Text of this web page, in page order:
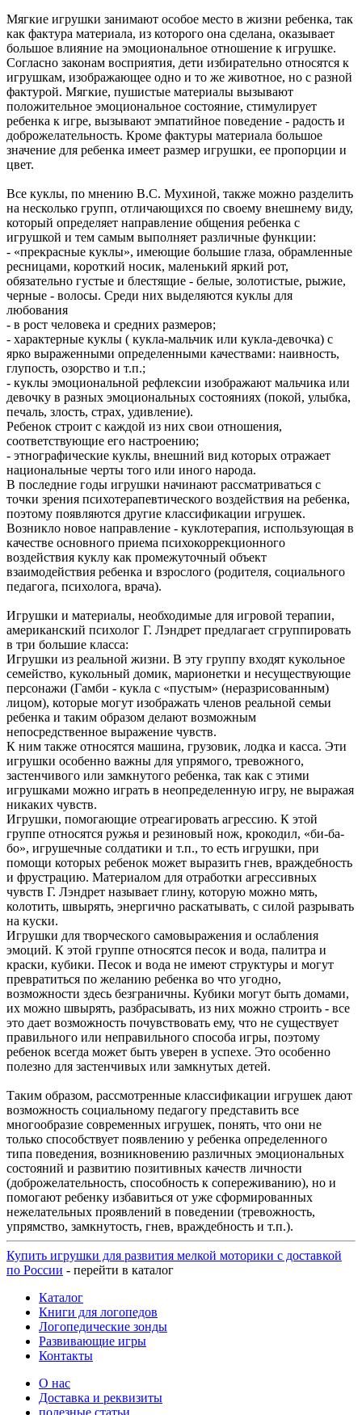
Мягкие игрушки занимают особое место в жизни ребенка, так
как фактура материала, из которого она сделана, оказывает
большое влияние на эмоциональное отношение к игрушке.
Согласно законам восприятия, дети избирательно относятся к
игрушкам, изображающее одно и то же животное, но с разной
фактурой. Мягкие, пушистые материалы вызывают
положительное эмоциональное состояние, стимулирует
ребенка к игре, вызывают эмпатийное поведение - радость и
доброжелательность. Кроме фактуры материала большое
значение для ребенка имеет размер игрушки, ее пропорции и
цвет.
Все куклы, по мнению В.С. Мухиной, также можно разделить
на несколько групп, отличающихся по своему внешнему виду,
который определяет направление общения ребенка с
игрушкой и тем самым выполняет различные функции:
- «прекрасные куклы», имеющие большие глаза, обрамленные
ресницами, короткий носик, маленький яркий рот,
обязательно густые и блестящие - белые, золотистые, рыжие,
черные - волосы. Среди них выделяются куклы для
любования
- в рост человека и средних размеров;
- характерные куклы ( кукла-мальчик или кукла-девочка) с
ярко выраженными определенными качествами: наивность,
глупость, озорство и т.п.;
- куклы эмоциональной рефлексии изображают мальчика или
девочку в разных эмоциональных состояниях (покой, улыбка,
печаль, злость, страх, удивление).
Ребенок строит с каждой из них свои отношения,
соответствующие его настроению;
- этнографические куклы, внешний вид которых отражает
национальные черты того или иного народа.
В последние годы игрушки начинают рассматриваться с
точки зрения психотерапевтического воздействия на ребенка,
поэтому появляются другие классификации игрушек.
Возникло новое направление - куклотерапия, использующая в
качестве основного приема психокоррекционного
воздействия куклу как промежуточный объект
взаимодействия ребенка и взрослого (родителя, социального
педагога, психолога, врача).
Игрушки и материалы, необходимые для игровой терапии,
американский психолог Г. Лэндрет предлагает сгруппировать
в три большие класса:
Игрушки из реальной жизни. В эту группу входят кукольное
семейство, кукольный домик, марионетки и несуществующие
персонажи (Гамби - кукла с «пустым» (неразрисованным)
лицом), которые могут изображать членов реальной семьи
ребенка и таким образом делают возможным
непосредственное выражение чувств.
К ним также относятся машина, грузовик, лодка и касса. Эти
игрушки особенно важны для упрямого, тревожного,
застенчивого или замкнутого ребенка, так как с этими
игрушками можно играть в неопределенную игру, не выражая
никаких чувств.
Игрушки, помогающие отреагировать агрессию. К этой
группе относятся ружья и резиновый нож, крокодил, «би-ба-
бо», игрушечные солдатики и т.п., то есть игрушки, при
помощи которых ребенок может выразить гнев, враждебность
и фрустрацию. Материалом для отработки агрессивных
чувств Г. Лэндрет называет глину, которую можно мять,
колотить, швырять, энергично раскатывать, с силой разрывать
на куски.
Игрушки для творческого самовыражения и ослабления
эмоций. К этой группе относятся песок и вода, палитра и
краски, кубики. Песок и вода не имеют структуры и могут
превратиться по желанию ребенка во что угодно,
возможности здесь безграничны. Кубики могут быть домами,
их можно швырять, разбрасывать, из них можно строить - все
это дает возможность почувствовать ему, что не существует
правильного или неправильного способа игры, поэтому
ребенок всегда может быть уверен в успехе. Это особенно
полезно для застенчивых или замкнутых детей.
Таким образом, рассмотренные классификации игрушек дают
возможность социальному педагогу представить все
многообразие современных игрушек, понять, что они не
только способствует появлению у ребенка определенного
типа поведения, возникновению различных эмоциональных
состояний и развитию позитивных качеств личности
(доброжелательность, способность к сопереживанию), но и
помогают ребенку избавиться от уже сформированных
нежелательных проявлений в поведении (тревожность,
упрямство, замкнутость, гнев, враждебность и т.п.).
Купить игрушки для развития мелкой моторики с доставкой
по России - перейти в каталог
Каталог
Книги для логопедов
Логопедические зонды
Развивающие игры
Контакты
О нас
Доставка и реквизиты
полезные статьи